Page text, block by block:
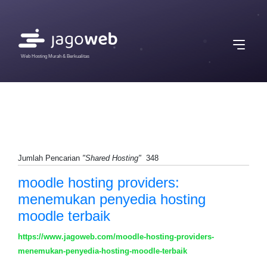
Web Hosting Murah & Berkualitas
Jumlah Pencarian "Shared Hosting" 348
moodle hosting providers:
menemukan penyedia hosting
moodle terbaik
https://www.jagoweb.com/moodle-hosting-providers-
menemukan-penyedia-hosting-moodle-terbaik